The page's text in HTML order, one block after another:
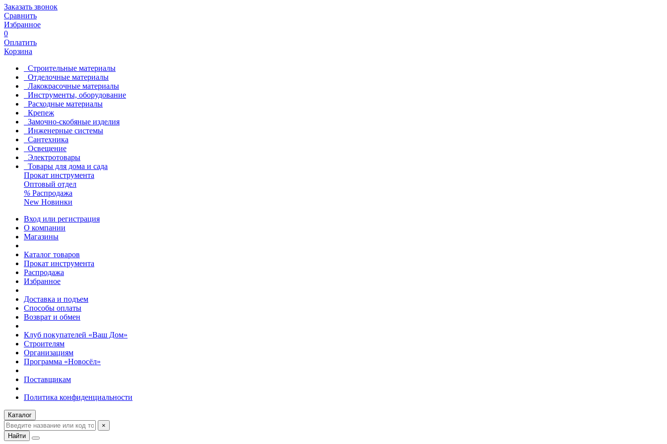
Заказать звонок
Сравнить
Избранное
0
Оплатить
Корзина
Строительные материалы
Отделочные материалы
Лакокрасочные материалы
Инструменты, оборудование
Расходные материалы
Крепеж
Замочно-скобяные изделия
Инженерные системы
Сантехника
Освещение
Электротовары
Товары для дома и сада
Прокат инструмента
Оптовый отдел
% Распродажа
New Новинки
Вход или регистрация
О компании
Магазины
Каталог товаров
Прокат инструмента
Распродажа
Избранное
Доставка и подъем
Способы оплаты
Возврат и обмен
Клуб покупателей «Ваш Дом»
Строителям
Организациям
Программа «Новосёл»
Поставщикам
Политика конфиденциальности
Каталог
×
Найти